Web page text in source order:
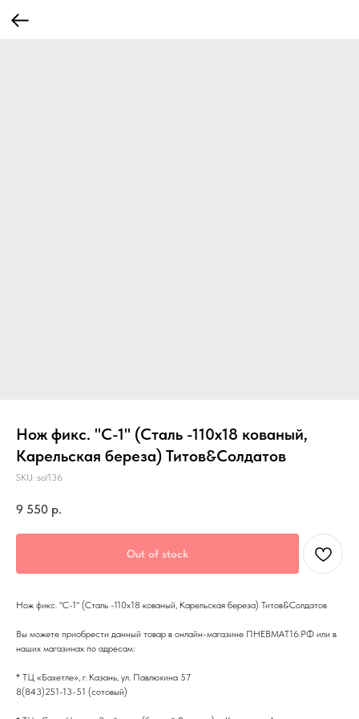
Нож фикс. "С-1" (Сталь -110х18 кованый,
Карельская береза) Титов&Солдатов
SKU: sol136
9 550 р.
Out of stock
Нож фикс. "С-1" (Сталь -110х18 кованый, Карельская береза) Титов&Солдатов
Вы можете приобрести данный товар в онлайн-магазине ПНЕВМАТ16.РФ или в
наших магазинах по адресам:
* ТЦ «Бахетле», г. Казань, ул. Павлюхина 57
8(843)251-13-51 (сотовый)